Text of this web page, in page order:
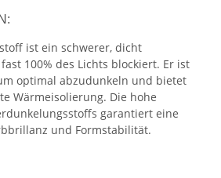
ist ein schwerer, dicht
100% des Lichts blockiert. Er ist
optimal abzudunkeln und bietet
Wärmeisolierung. Die hohe
garantiert eine
und Formstabilität.